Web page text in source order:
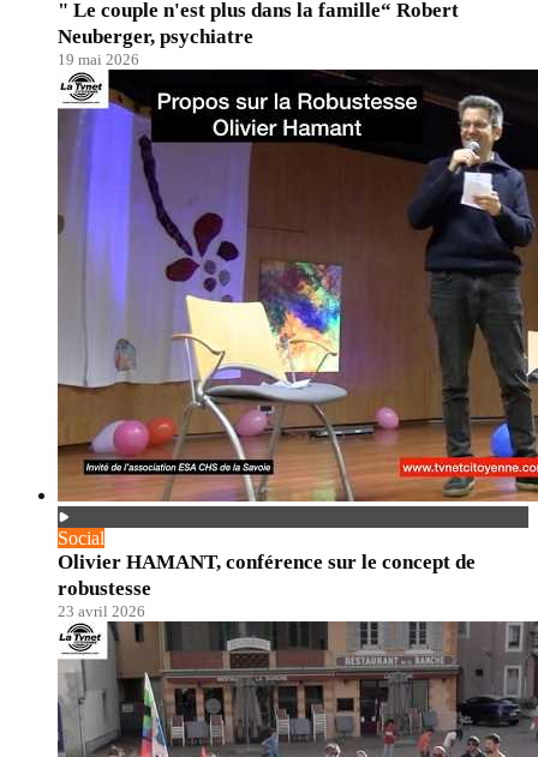
" Le couple n'est plus dans la famille“ Robert
Neuberger, psychiatre
19 mai 2026
Social
Olivier HAMANT, conférence sur le concept de
robustesse
23 avril 2026